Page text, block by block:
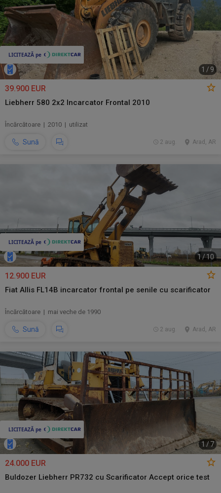
1 /9
39.900 EUR
Liebherr 580 2x2 Incarcator Frontal 2010
Încărcătoare | 2010 | utilizat
Sună Arad, AR
2 aug.
1/10
12.900 EUR
Fiat Allis FL14B incarcator frontal pe senile cu scarificator
Încărcătoare | mai veche de 1990
Sună Arad, AR
2 aug.
1 /7
24.000 EUR
Buldozer Liebherr PR732 cu Scarificator Accept orice test